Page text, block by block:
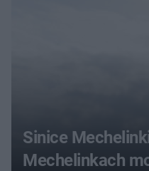
Sinice
Mechelinkach